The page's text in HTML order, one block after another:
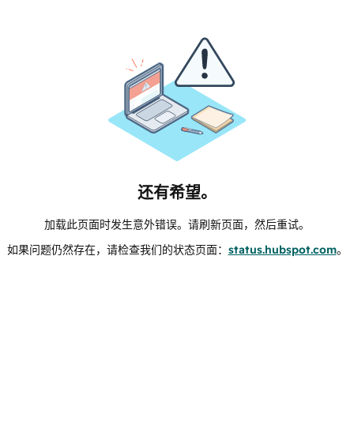
还有希望。
加载此页面时发生意外错误。请刷新页面，然后重试。
如果问题仍然存在，请检查我们的状态页面： status.hubspot.com。